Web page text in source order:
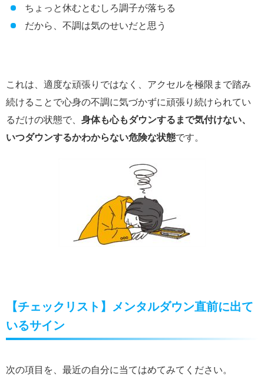
ちょっと休むとむしろ調子が落ちる
だから、不調は気のせいだと思う
これは、適度な頑張りではなく、アクセルを極限まで踏み
続けることで心身の不調に気づかずに頑張り続けられてい
るだけの状態で、 身体も心もダウンするまで気付けない、
いつダウンするかわからない危険な状態です。
【チェックリスト】メンタルダウン直前に出て
いるサイン
次の項目を、最近の自分に当てはめてみてください。